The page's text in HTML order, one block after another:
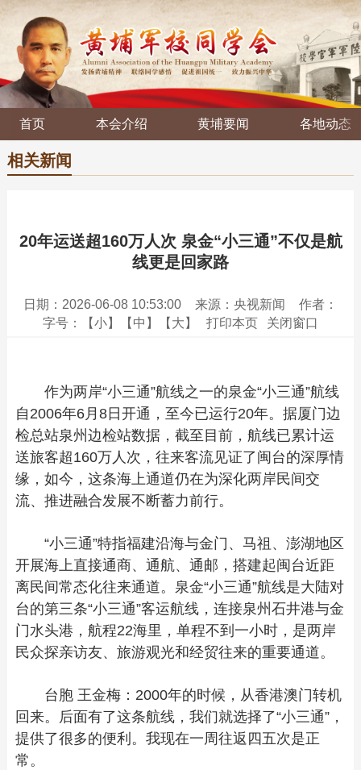
首页 本会介绍 黄埔要闻 各地动态
相关新闻
20年运送超160万人次 泉金“小三通”不仅是航
线更是回家路
日期：2026-06-08 10:53:00 来源：央视新闻
作者：
字号：
【小】 【中】 【大】 打印本页 关闭窗口
作为两岸“小三通”航线之一的泉金“小三通”航线
自2006年6月8日开通，至今已运行20年。据厦门边
检总站泉州边检站数据，截至目前，航线已累计运
送旅客超160万人次，往来客流见证了闽台的深厚情
缘，如今，这条海上通道仍在为深化两岸民间交
流、推进融合发展不断蓄力前行。
“小三通”特指福建沿海与金门、马祖、澎湖地区
开展海上直接通商、通航、通邮，搭建起闽台近距
离民间常态化往来通道。泉金“小三通”航线是大陆对
台的第三条“小三通”客运航线，连接泉州石井港与金
门水头港，航程22海里，单程不到一小时，是两岸
民众探亲访友、旅游观光和经贸往来的重要通道。
台胞 王金梅：2000年的时候，从香港澳门转机
回来。后面有了这条航线，我们就选择了“小三通”，
提供了很多的便利。我现在一周往返四五次是正
常。